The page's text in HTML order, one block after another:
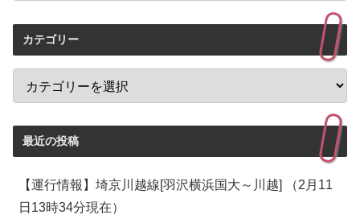
カテゴリー
最近の投稿
【運行情報】埼京川越線[羽沢横浜国大～川越] （2月11
日13時34分現在）